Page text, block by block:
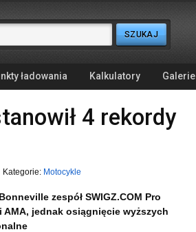
ładowania Kalkulatory Galerie
4 rekordy
Kategorie: Motocykle
zespół SWIGZ.COM Pro
jednak osiągnięcie wyższych